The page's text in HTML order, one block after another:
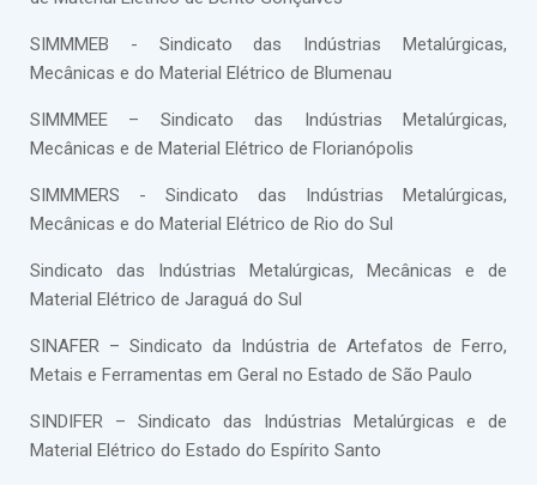
SIMMMEB - Sindicato das Indústrias Metalúrgicas,
Mecânicas e do Material Elétrico de Blumenau
SIMMMEE – Sindicato das Indústrias Metalúrgicas,
Mecânicas e de Material Elétrico de Florianópolis
SIMMMERS - Sindicato das Indústrias Metalúrgicas,
Mecânicas e do Material Elétrico de Rio do Sul
Sindicato das Indústrias Metalúrgicas, Mecânicas e de
Material Elétrico de Jaraguá do Sul
SINAFER – Sindicato da Indústria de Artefatos de Ferro,
Metais e Ferramentas em Geral no Estado de São Paulo
SINDIFER – Sindicato das Indústrias Metalúrgicas e de
Material Elétrico do Estado do Espírito Santo